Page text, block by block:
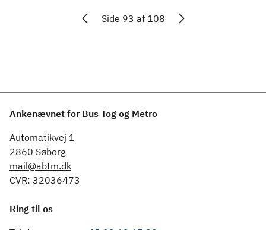
Side 93 af 108
Ankenævnet for Bus Tog og Metro
Automatikvej 1
2860 Søborg
mail@abtm.dk
CVR: 32036473
Ring til os